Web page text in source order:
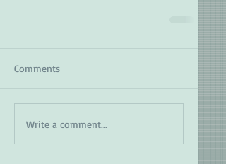
Comments
Write a comment...